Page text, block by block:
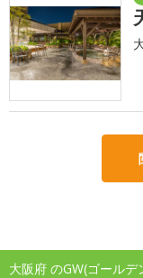
大阪府 のGW(ゴール